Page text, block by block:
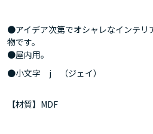
●アイデア次第でオシャレなインテリ
物です。
●屋内用。
●小文字 j （ジェイ）
【材質】MDF